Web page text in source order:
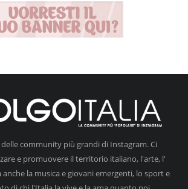
delle community più grandi di Instagram. Ci
e promuovere il territorio italiano, l'arte, l'
la musica e giovani emergenti, lo sport e